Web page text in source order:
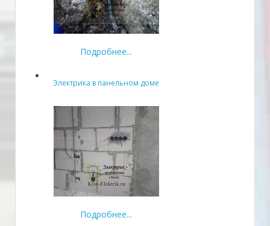
Подробнее...
Электрика в панельном доме
Подробнее...